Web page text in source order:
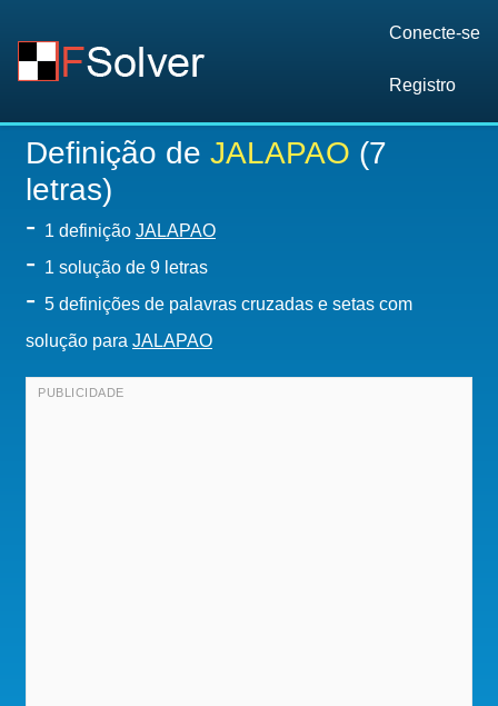
Conecte-se
Registro
Definição de JALAPAO (7
letras)
- 1 definição JALAPAO
- 1 solução de 9 letras
- 5 definições de palavras cruzadas e setas com
solução para JALAPAO